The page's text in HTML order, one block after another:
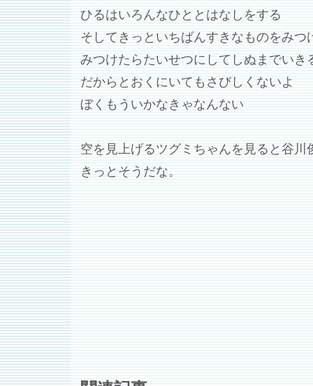
ひるはいろんなひととはなしをする
そしてきっといちばんすきなものをみつ
みつけたらたいせつにしてしぬまでいき
だからとおくにいてもさびしくないよ
ぼくもういかなきゃなんない
空を見上げるツグミちゃんを見ると谷
きっとそうだな。